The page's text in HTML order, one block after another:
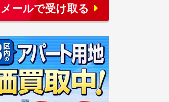
メールで受け取る